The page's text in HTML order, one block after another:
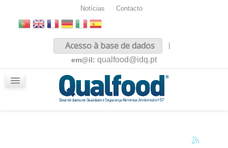
Notícias Contacto
Acesso à base de dados
|
em@il: qualfood@idq.pt